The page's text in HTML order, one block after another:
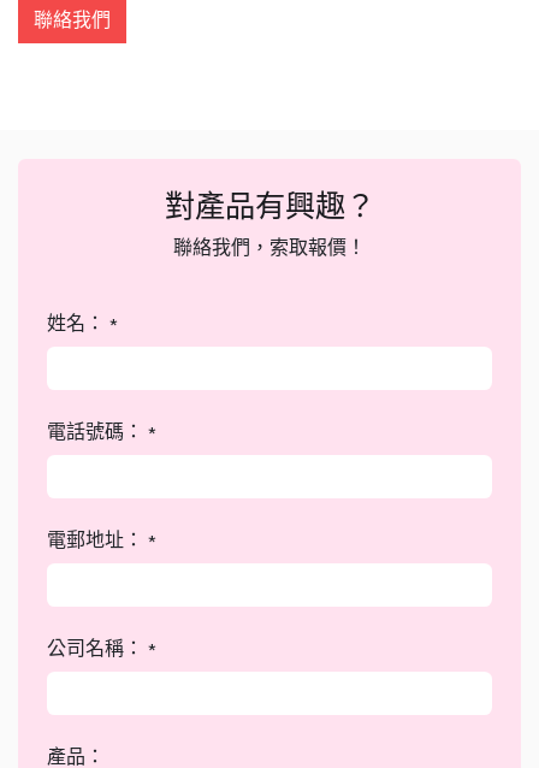
聯絡我們
對產品有興趣？
聯絡我們，索取報價！
姓名： *
電話號碼： *
電郵地址： *
公司名稱： *
產品：